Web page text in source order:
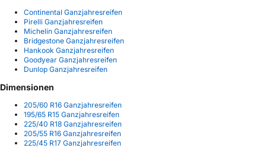
Continental Ganzjahresreifen
Pirelli Ganzjahresreifen
Michelin Ganzjahresreifen
Bridgestone Ganzjahresreifen
Hankook Ganzjahresreifen
Goodyear Ganzjahresreifen
Dunlop Ganzjahresreifen
Dimensionen
205/60 R16 Ganzjahresreifen
195/65 R15 Ganzjahresreifen
225/40 R18 Ganzjahresreifen
205/55 R16 Ganzjahresreifen
225/45 R17 Ganzjahresreifen